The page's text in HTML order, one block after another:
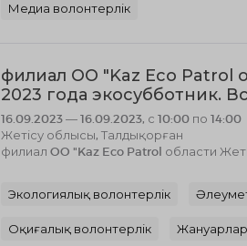
Медиа волонтерлік
филиал OO "Kaz Eco Patrol
2023 года экосубботник.
16.09.2023 — 16.09.2023, с 10:00 по 14:00
Жетісу облысы, Талдықорған
филиал OO "Kaz Eco Patrol области
Экологиялық волонтерлік
Оқиғалық волонтерлік